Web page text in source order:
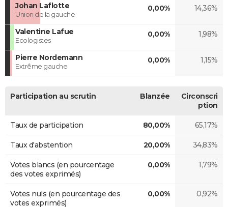
Johan Laflotte
Union de la gauche
0,00% 14,36%
Valentine Lafue
Ecologistes
0,00% 1,98%
Pierre Nordemann
Extrême gauche
0,00% 1,15%
Participation au scrutin Blanzée
Circonscri
ption
Taux de participation 80,00% 65,17%
Taux d'abstention 20,00% 34,83%
Votes blancs (en pourcentage
des votes exprimés)
0,00% 1,79%
Votes nuls (en pourcentage des
votes exprimés)
0,00% 0,92%